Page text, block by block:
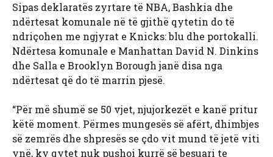
Sipas deklaratës zyrtare të NBA, Bashkia dhe
ndërtesat komunale në të gjithë qytetin do të
ndriçohen me ngjyrat e Knicks: blu dhe portokalli.
Ndërtesa komunale e Manhattan David N. Dinkins
dhe Salla e Brooklyn Borough janë disa nga
ndërtesat që do të marrin pjesë.
“Për më shumë se 50 vjet, njujorkezët e kanë pritur
këtë moment. Përmes mungesës së afërt, dhimbjes
së zemrës dhe shpresës se çdo vit mund të jetë viti
ynë, ky qytet nuk pushoi kurrë së besuari te